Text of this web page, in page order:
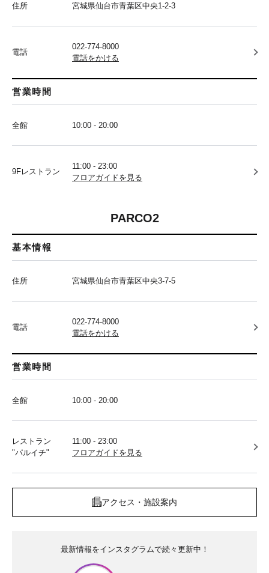
住所 宮城県仙台市青葉区中央1-2-3
電話
022-774-8000
電話をかける
営業時間
全館 10:00 - 20:00
9Fレストラン
11:00 - 23:00
フロアガイドを見る
PARCO2
基本情報
住所 宮城県仙台市青葉区中央3-7-5
電話
022-774-8000
電話をかける
営業時間
全館 10:00 - 20:00
レストラン
"パルイチ"
11:00 - 23:00
フロアガイドを見る
アクセス・施設案内
最新情報をインスタグラムで続々更新中！